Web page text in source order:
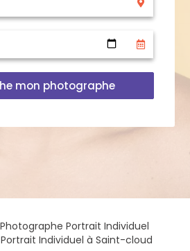
mon photographe
Photographe Portrait Individuel
Individuel à Saint-cloud